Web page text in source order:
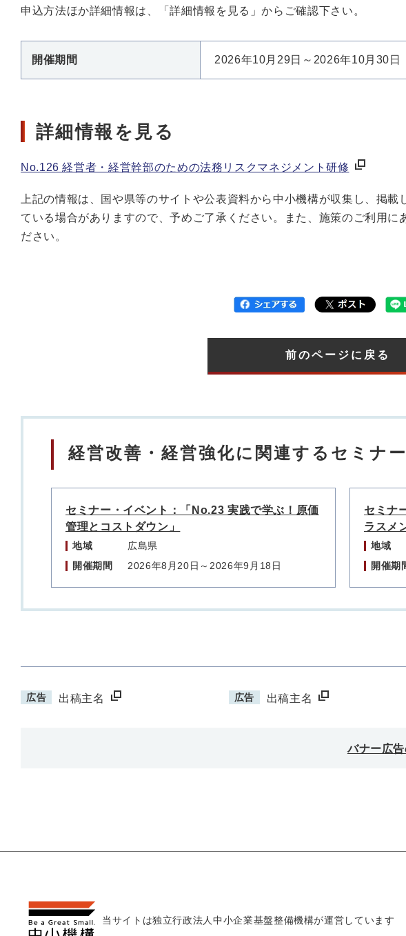
申込方法ほか詳細情報は、「詳細情報を見る」からご確認下さい。
開催期間 2026年10月29日～2026年10月30日
詳細情報を見る
No.126 経営者・経営幹部のための法務リスクマネジメント研修
上記の情報は、国や県等のサイトや公表資料から中小機構が収集し、掲
ている場合がありますので、予めご了承ください。また、施策のご利用に
ださい。
前のページに戻る
経営改善・経営強化に関連するセミナ
セミナー・イベント：「No.23 実践で学ぶ！原価
管理とコストダウン」
地域
広島県
開催期間
2026年8月20日～2026年9月18日
セミナ
ラスメ
地域
開催期
広告 出稿主名 広告 出稿主名
バナー広
当サイトは独立行政法人中小企業基盤整備機構が運営しています